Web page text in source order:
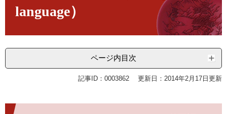
language）
ページ内目次
記事ID：0003862 更新日：2014年2月17日更新